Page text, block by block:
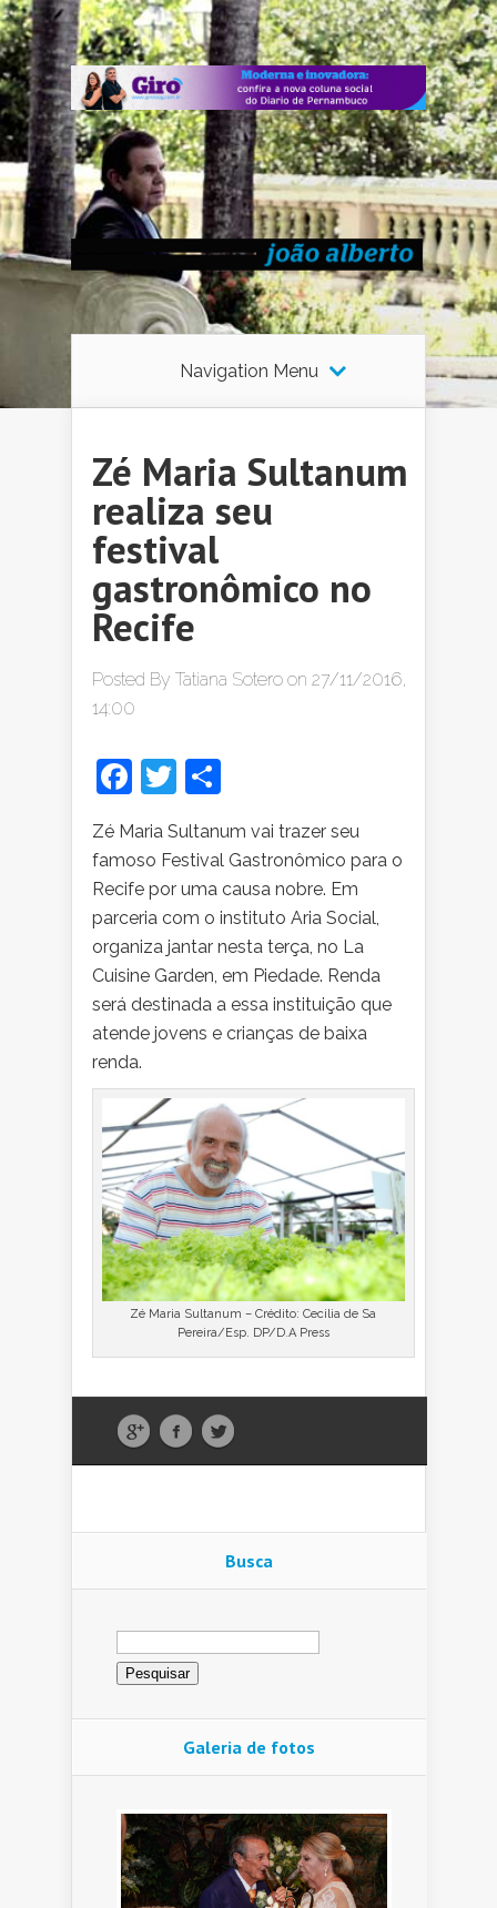
Navigation Menu
Zé Maria Sultanum
realiza seu
festival
gastronômico no
Recife
Posted By Tatiana Sotero on 27/11/2016,
14:00
Facebook
Twitter
Zé Maria Sultanum vai trazer seu
famoso Festival Gastronômico para o
Recife por uma causa nobre. Em
parceria com o instituto Aria Social,
organiza jantar nesta terça, no La
Cuisine Garden, em Piedade. Renda
será destinada a essa instituição que
atende jovens e crianças de baixa
renda.
Zé Maria Sultanum – Crédito: Cecilia de Sa
Pereira/Esp. DP/D.A Press
Busca
Pesquisar
por:
Galeria de fotos